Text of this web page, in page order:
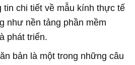
tin chi tiết về mẫu kính thực tế
như nền tảng phần mềm
phát triển.
bản là một trong những câu